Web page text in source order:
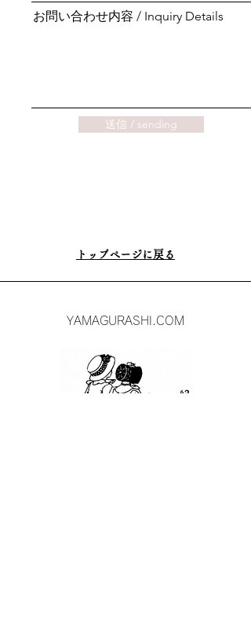
お問い合わせ内容 / Inquiry Details
送信 / sending
​トップページに戻る
YAMAGURASHI.COM